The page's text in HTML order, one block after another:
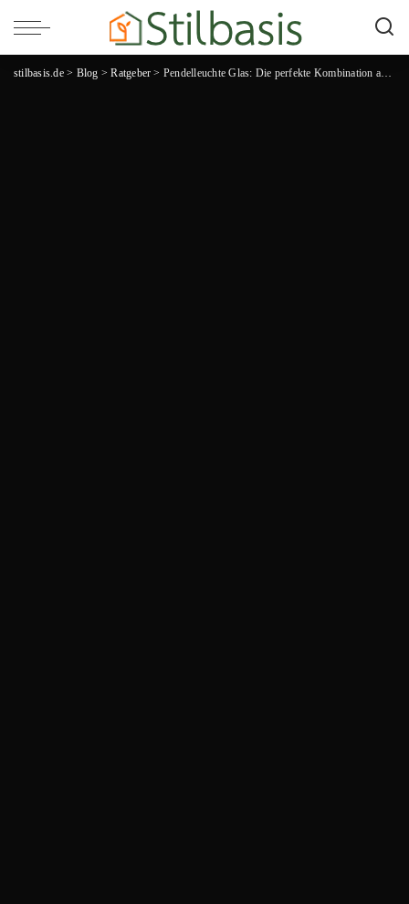
stilbasis.de> Blog >Ratgeber > Pendelleuchte Glas: Die perfekte Kombination aus Eleganz und Funktionalität